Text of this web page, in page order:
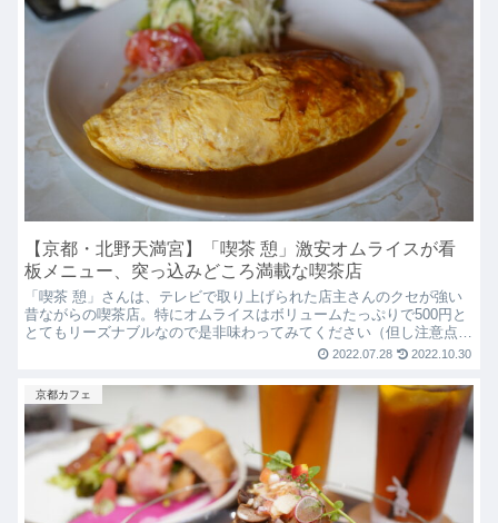
【京都・北野天満宮】「喫茶 憩」激安オムライスが看
板メニュー、突っ込みどころ満載な喫茶店
「喫茶 憩」さんは、テレビで取り上げられた店主さんのクセが強い
昔ながらの喫茶店。特にオムライスはボリュームたっぷりで500円と
とてもリーズナブルなので是非味わってみてください（但し注意点が
2022.07.28 2022.10.30
京都カフェ